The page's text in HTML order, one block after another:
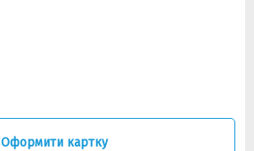
Оформити картку